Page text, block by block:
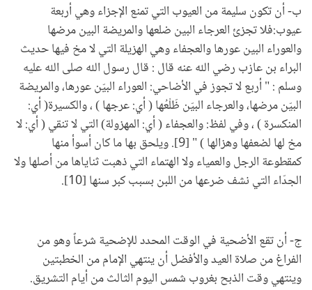
ب- أن تكون سليمة من العيوب التي تمنع الإجزاء وهي أربعة
عيوب:فلا تجزئ العرجاء البين ضلعها والمريضة البين مرضها
والعوراء البين عورها والعجفاء وهي الهزيلة التي لا مخ فيها حديث
البراء بن عازب رضي الله عنه قال : قال رسول الله صلى الله عليه
وسلم : " أربع لا تجوز في الأضاحي: العوراء البيّن عورها، والمريضة
البيّن مرضها، والعرجاء البيّن ظَلْعُها ( أي: عرجها ) ، والكسيرة( أي:
المنكسرة ) ، وفي لفظ: والعجفاء ( أي: المهزولة) التي لا تنقي ( أي: لا
مخ لها لضعفها وهزالها ) " [9]. ويلحق بها ما كان أسوأ منها
كمقطوعة الرجل والعمياء ولا الهتماء التي ذهبت ثناياها من أصلها ولا
الجدّاء التي نشف ضرعها من اللبن بسبب كبر سنها [10].
ج- أن تقع الأضحية في الوقت المحدد للإضحية شرعاً وهو من
الفراغ من صلاة العيد والأفضل أن ينتهي الإمام من الخطبتين
وينتهي وقت الذبح بغروب شمس اليوم الثالث من أيام التشريق.